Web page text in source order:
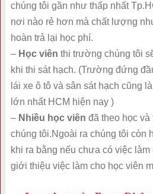
chúng tôi gần như thấp nhất
nơi nào rẻ hơn mà chất lượng
hoàn trả lại học phí.
– Học viên thi trường chúng tôi
khi thi sát hạch. (Trường đứng
lái xe ô tô và sân sát hạch cũng
lớn nhất HCM hiện nay )
– Nhiều học viên đã theo học
chúng tôi.Ngoài ra chúng tôi còn
khi ra bằng nếu chưa có việc
giới thiệu việc làm cho học viên